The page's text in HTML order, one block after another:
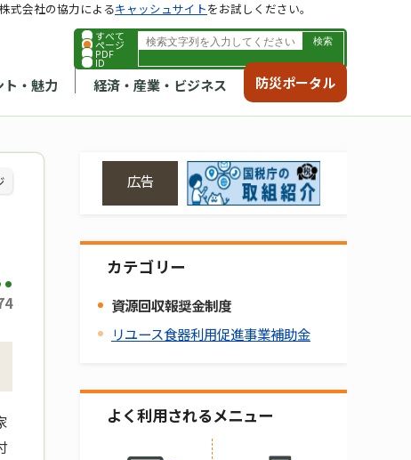
すべて
ページ
PDF
ID
・魅力 経済・産業・ビジネス 防災ポータル
式会社の協力によるキャッシュサイトをお試しください。
広告
カテゴリー
資源回収報奨金制度
リユース食器利用促進事業補助金
よく利用されるメニュー